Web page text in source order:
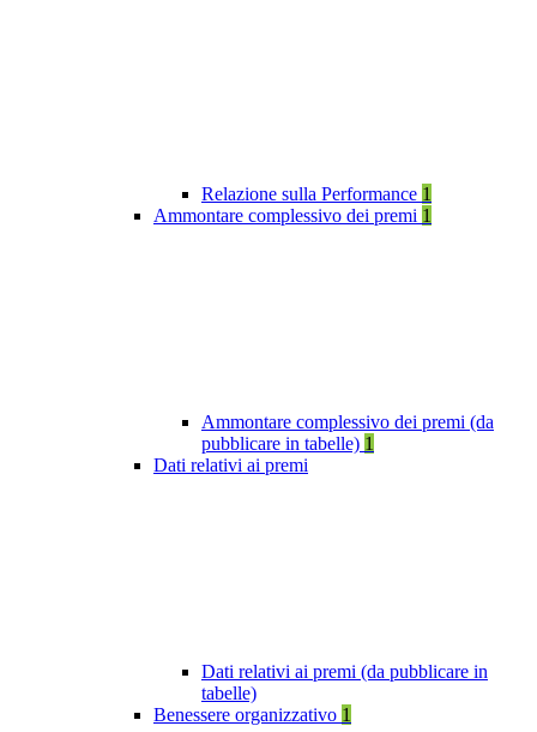
Relazione sulla Performance 1
Ammontare complessivo dei premi 1
Ammontare complessivo dei premi (da
pubblicare in tabelle) 1
Dati relativi ai premi
Dati relativi ai premi (da pubblicare in
tabelle)
Benessere organizzativo 1